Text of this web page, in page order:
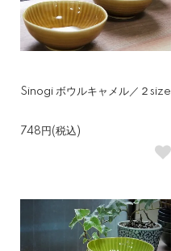
Sinogi ボウルキャメル／２size
748円(税込)